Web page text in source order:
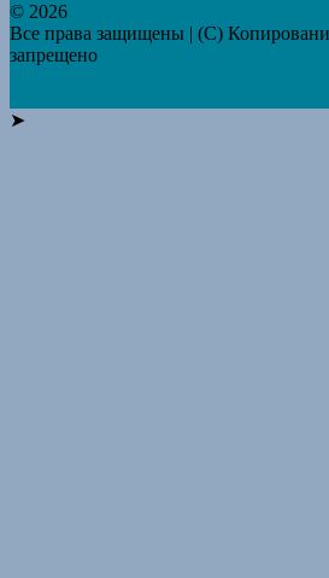
© 2026
Все права защищены | (C)
запрещено
➤